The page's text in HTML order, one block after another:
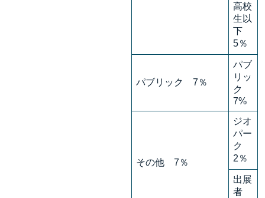
高校
生以
下
5％
パブリック 7％
パブ
リッ
ク
7%
その他 7％
ジオ
パー
ク
2％
出展
者